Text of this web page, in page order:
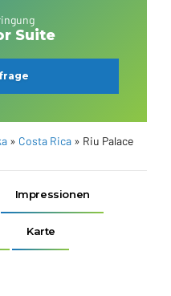
Suite
» Costa Rica » Riu Palace
Impressionen
Karte